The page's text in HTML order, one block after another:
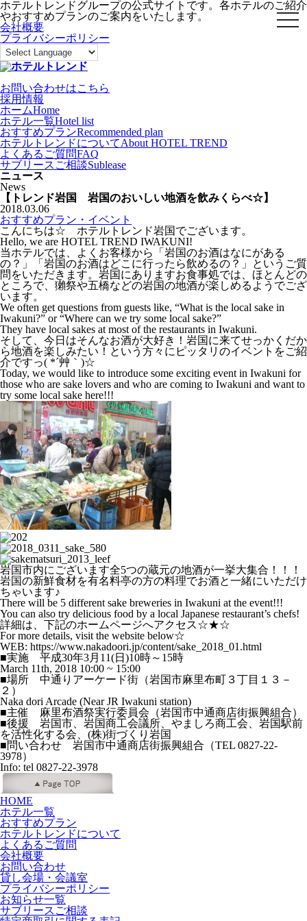
ホテルトレンドグループの公式サイトです。各ホテルのご紹介
やおすすめプランのご案内をいたします。
会社概要
プライバシーポリシー
お問い合わせはこちら
採用情報
ホームHome
ホテル一覧Hotel list
おすすめプランRecommended plan
ホテルトレンドについてAbout HOTEL TREND
よくあるご質問FAQ
サブリースご相談Sublease
ニュース
News
【トレンド岩国 岩国のおいしい地酒を飲みくらべ☆】
2018.03.06
おすすめプラン・イベント
こんにちは☆ ホテルトレンド岩国でございます。
Hello, we are HOTEL TREND IWAKUNI!
当ホテルでは、よくお客様から「岩国のお酒はなにがある
の？」「岩国のお酒はどこに行ったら飲めるの？」というご質
問をいただきます。岩国にありますお食事処では、ほとんどの
ところで、獺祭や五橋などの岩国の地酒が楽しめるようでござ
います。
We often get questions from guests like, “What is the local sake in
Iwakuni?” or “Where can we try some local sake?”
They have local sakes at most of the restaurants in Iwakuni.
そして、今日はそんなお酒が大好き！岩国に来てせっかくだか
ら地酒を楽しみたい！という方々にピッタリのイベントをご紹
介ですっ( *´艸｀)☆
Today, we would like to introduce some exciting event in Iwakuni for
those who are sake lovers and who are coming to Iwakuni and want to
try some local sake here!!!
岩国市内にございます全5つの蔵元の地酒が一挙大集合！！！
岩国の新鮮食材を有名料亭の方の料理でお酒と一緒にいただけ
ちゃいます♪
There will be 5 different sake breweries in Iwakuni at the event!!!
You can also try delicious food by a local Japanese restaurant’s chefs!
詳細は、下記のホームページへアクセス☆★☆
For more details, visit the website below☆
WEB: https://www.nakadoori.jp/content/sake_2018_01.html
■実施 平成30年3月11(日)10時～15時
March 11th, 2018 10:00 ~ 15:00
■場所 中通りアーケード街（岩国市麻里布町３丁目１３－
２）
Naka dori Arcade (Near JR Iwakuni station)
■主催 麻里布酒祭実行委員会（岩国市中通商店街振興組合）
■後援 岩国市、岩国商工会議所、やましろ商工会、岩国駅前
を活性化する会、(株)街づくり岩国
■問い合わせ 岩国市中通商店街振興組合（TEL 0827-22-
3978）
Info: tel 0827-22-3978
HOME
ホテル一覧
おすすめプラン
ホテルトレンドについて
よくあるご質問
会社概要
お問い合わせ
貸し会場・会議室
プライバシーポリシー
お知らせ一覧
サブリースご相談